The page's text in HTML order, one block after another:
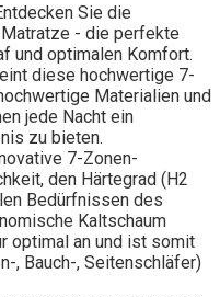
Sie die
- die perfekte
und optimalen Komfort.
diese hochwertige 7-
Materialien und
jede Nacht ein
zu bieten.
7-Zonen-
den Härtegrad (H2
Bedürfnissen des
Kaltschaum
optimal an und ist somit
, Bauch-, Seitenschläfer)